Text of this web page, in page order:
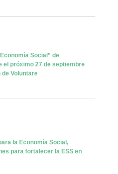
Social” de
el próximo 27 de septiembre
Voluntare
la Economía Social,
para fortalecer la ESS en